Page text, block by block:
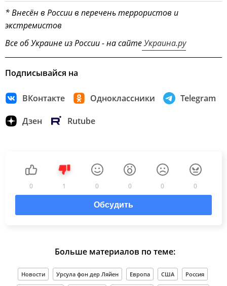
* Внесён в России в перечень террористов и
экстремистов
Все об Украине из России - на сайтеУкраина.ру
Подписывайся на
ВКонтакте Одноклассники Telegram
Дзен Rutube
0 1 0 0 0 0
Обсудить
Больше материалов по теме:
Новости Урсула фон дер Ляйен Европа США Россия